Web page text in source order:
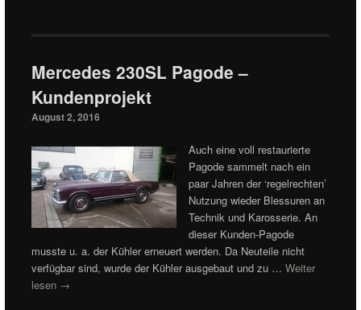
Mercedes 230SL Pagode –
Kundenprojekt
August 2, 2016
Auch eine voll restaurierte
Pagode sammelt nach ein
paar Jahren der ‘regelrechten’
Nutzung wieder Blessuren an
Technik und Karosserie. An
dieser Kunden-Pagode
musste u. a. der Kühler erneuert werden. Da Neuteile nicht
verfügbar sind, wurde der Kühler ausgebaut und zu …Weiter
lesen →